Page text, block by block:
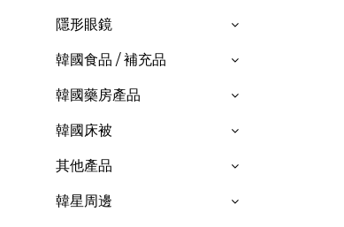
隱形眼鏡
韓國食品 / 補充品
韓國藥房產品
韓國床被
其他產品
韓星周邊